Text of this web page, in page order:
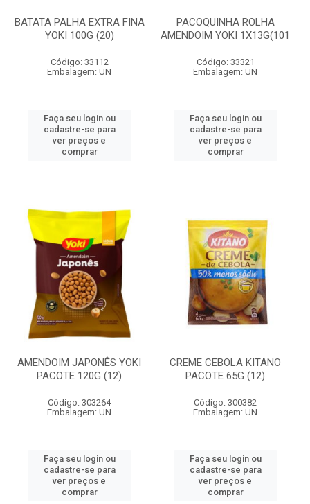
BATATA PALHA EXTRA FINA
YOKI 100G (20)
Código: 33112
Embalagem: UN
Faça seu login ou
cadastre-se para
ver preços e
comprar
PACOQUINHA ROLHA
AMENDOIM YOKI 1X13G(101
Código: 33321
Embalagem: UN
Faça seu login ou
cadastre-se para
ver preços e
comprar
AMENDOIM JAPONÊS YOKI
PACOTE 120G (12)
Código: 303264
Embalagem: UN
Faça seu login ou
cadastre-se para
ver preços e
comprar
CREME CEBOLA KITANO
PACOTE 65G (12)
Código: 300382
Embalagem: UN
Faça seu login ou
cadastre-se para
ver preços e
comprar